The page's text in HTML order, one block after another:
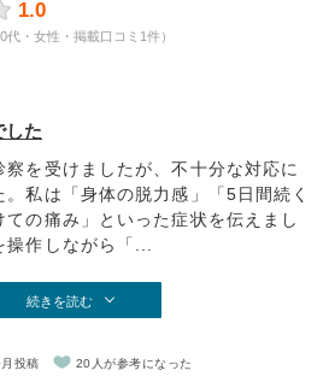
1.0
代・女性・掲載口コミ1件）
した
を受けましたが、不十分な対応に
私は「身体の脱力感」「5日間続く
の痛み」といった症状を伝えまし
作しながら「...
続きを読む
投稿 20人が参考になった